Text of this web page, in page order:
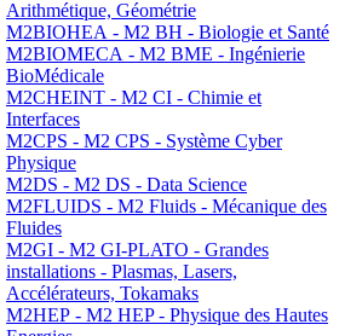
Arithmétique, Géométrie
M2BIOHEA - M2 BH - Biologie et Santé
M2BIOMECA - M2 BME - Ingénierie
BioMédicale
M2CHEINT - M2 CI - Chimie et
Interfaces
M2CPS - M2 CPS - Système Cyber
Physique
M2DS - M2 DS - Data Science
M2FLUIDS - M2 Fluids - Mécanique des
Fluides
M2GI - M2 GI-PLATO - Grandes
installations - Plasmas, Lasers,
Accélérateurs, Tokamaks
M2HEP - M2 HEP - Physique des Hautes